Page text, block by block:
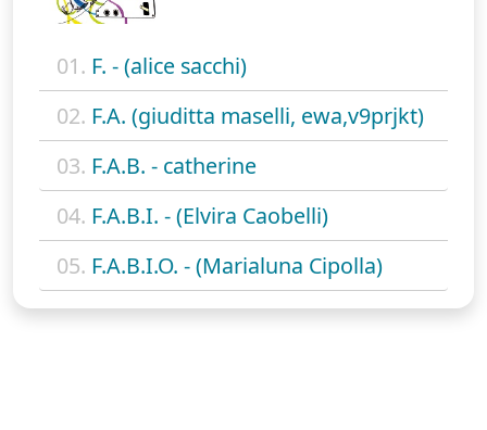
01. F. - (alice sacchi)
02. F.A. (giuditta maselli, ewa,v9prjkt)
03. F.A.B. - catherine
04. F.A.B.I. - (Elvira Caobelli)
05. F.A.B.I.O. - (Marialuna Cipolla)